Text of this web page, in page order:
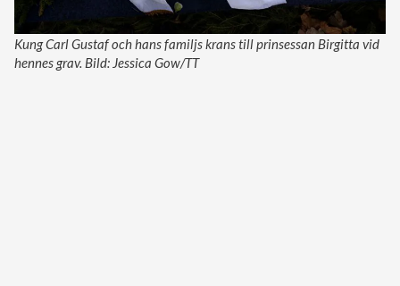
Kung Carl Gustaf och hans familjs krans till prinsessan Birgitta vid
hennes grav. Bild: Jessica Gow/TT